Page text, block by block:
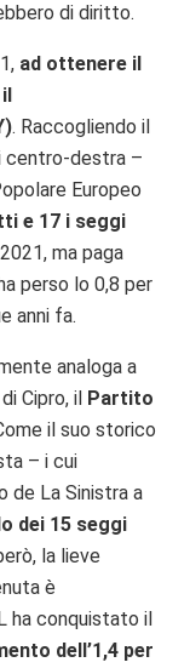
di diritto.
ad ottenere il
. Raccogliendo il
centro-destra –
Europeo
e 17 i seggi
ma paga
perso lo 0,8 per
anni fa.
analoga a
Cipro, il Partito
il suo storico
– i cui
de La Sinistra a
dei 15 seggi
la lieve
è
ha conquistato il
dell’1,4 per